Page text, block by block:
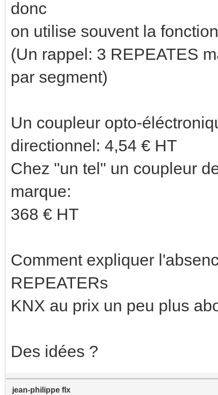
donc
on utilise souvent la
(Un rappel: 3 REPEATES
par segment)
Un coupleur opto-
directionnel: 4,54 € HT
Chez "un tel" un coupleur
marque:
368 € HT
Comment expliquer
REPEATERs
KNX au prix un peu plus
Des idées ?
jean-philippe flx